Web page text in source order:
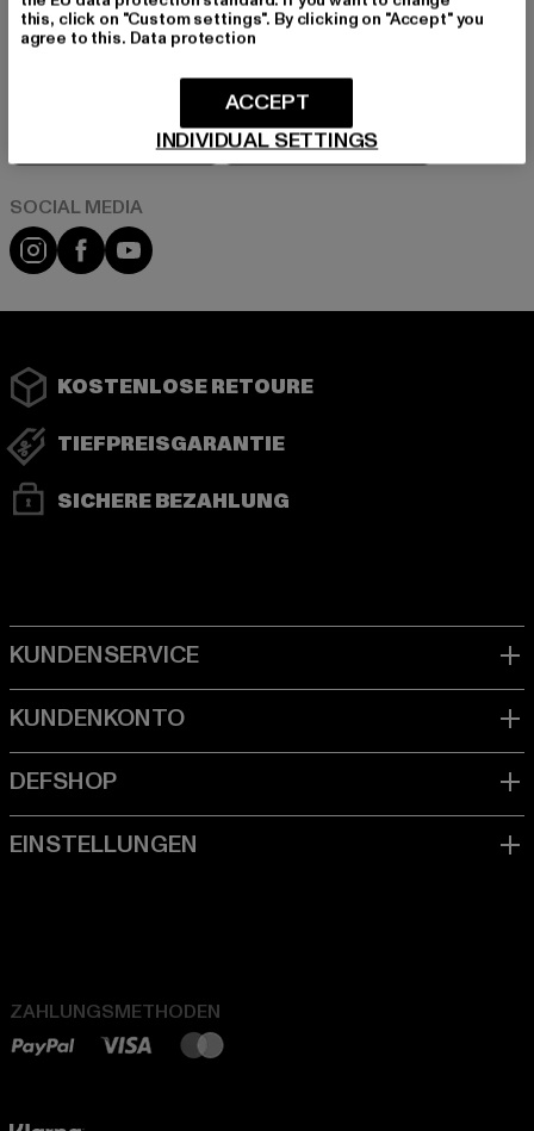
in unserer Datenschutzerklärung. Du kannst Dich jederzeit kostenfei
abmelden.Datenschutzerklärung lesen.
Instagram
FacebookYouTube
KOSTENLOSE RETOURE
TIEFPREISGARANTIE
SICHERE BEZAHLUNG
ZAHLUNGSMETHODEN
this, click on "Custom settings". By clicking on "Accept" you
agree to this. Data protection
INDIVIDUAL SETTINGS
ACCEPT